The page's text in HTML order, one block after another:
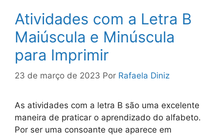
Atividades com a Letra B
Maiúscula e Minúscula
para Imprimir
23 de março de 2023 Por Rafaela Diniz
As atividades com a letra B são uma excelente
maneira de praticar o aprendizado do alfabeto.
Por ser uma consoante que aparece em